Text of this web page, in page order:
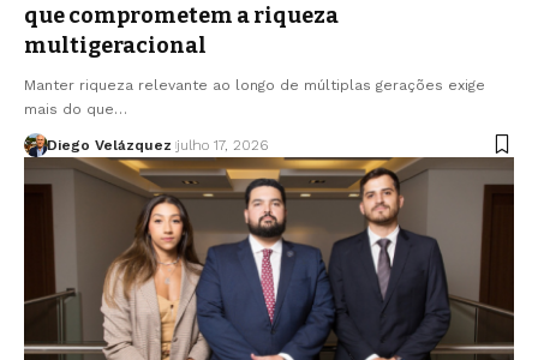
que comprometem a riqueza
multigeracional
Manter riqueza relevante ao longo de múltiplas gerações exige
mais do que…
Diego Velázquez julho 17, 2026